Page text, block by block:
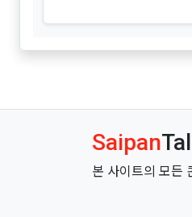
Saipan
본 사이트의 모든